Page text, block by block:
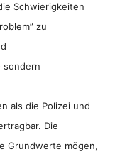
Schwierigkeiten
zu
sondern
als die Polizei und
Die
Grundwerte mögen,